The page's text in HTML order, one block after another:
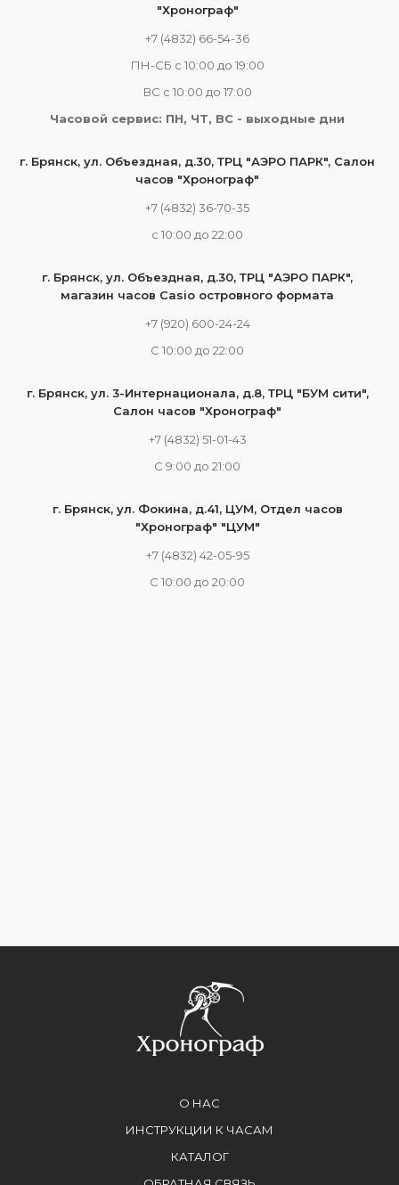
"Хронограф"
+7 (4832) 66-54-36
ПН-СБ с 10:00 до 19:00
ВС с 10:00 до 17:00
Часовой сервис: ПН, ЧТ, ВС - выходные дни
г. Брянск, ул. Объездная, д.30, ТРЦ "АЭРО ПАРК", Салон
часов "Хронограф"
+7 (4832) 36-70-35
c 10:00 до 22:00
г. Брянск, ул. Объездная, д.30, ТРЦ "АЭРО ПАРК",
магазин часов Casio островного формата
+7 (920) 600-24-24
С 10:00 до 22:00
г. Брянск, ул. 3-Интернационала, д.8, ТРЦ "БУМ сити",
Салон часов "Хронограф"
+7 (4832) 51-01-43
С 9:00 до 21:00
г. Брянск, ул. Фокина, д.41, ЦУМ, Отдел часов
"Хронограф" "ЦУМ"
+7 (4832) 42-05-95
С 10:00 до 20:00
О НАС
ИНСТРУКЦИИ К ЧАСАМ
КАТАЛОГ